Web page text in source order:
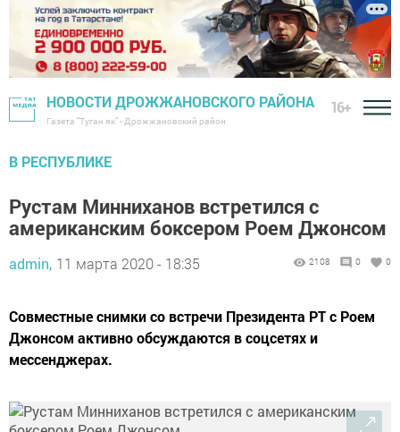
НОВОСТИ ДРОЖЖАНОВСКОГО РАЙОНА
Газета "Туган як" - Дрожжановский район
16+
В РЕСПУБЛИКЕ
Рустам Минниханов встретился с
американским боксером Роем Джонсом
admin, 11 марта 2020 - 18:35 2108 0 0
Совместные снимки со встречи Президента РТ с Роем
Джонсом активно обсуждаются в соцсетях и
мессенджерах.